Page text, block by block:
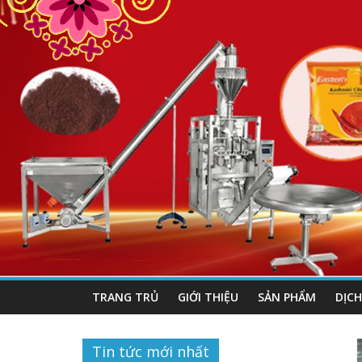
TRANG TRỦ GIỚI THIỆU SẢN PHẨM
Tin tức mới nhất